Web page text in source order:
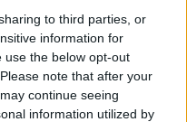
to third parties, or
information for
use the below opt-out
note that after your
continue seeing
information utilized by